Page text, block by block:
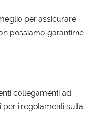
per assicurare
possiamo garantirne
collegamenti ad
per i regolamenti sulla